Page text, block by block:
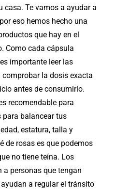
casa. Te vamos a ayudar a
eso hemos hecho una
que hay en el
Como cada cápsula
importante leer las
la dosis exacta
antes de consumirlo.
recomendable para
para balancear tus
estatura, talla y
de rosas es que podemos
no tiene teína. Los
a personas que tengan
a regular el tránsito